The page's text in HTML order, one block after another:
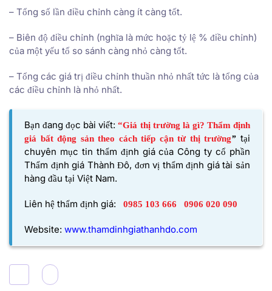
– Tổng số lần điều chỉnh càng ít càng tốt.
– Biên độ điều chỉnh (nghĩa là mức hoặc tỷ lệ % điều chỉnh)
của một yếu tố so sánh càng nhỏ càng tốt.
– Tổng các giá trị điều chỉnh thuần nhỏ nhất tức là tổng của
các điều chỉnh là nhỏ nhất.
Bạn đang đọc bài viết:“Giá thị trường là gì? Thẩm định
giá bất động sản theo cách tiếp cận từ thị trường” tại
chuyên mục tin thẩm định giá của Công ty cổ phần
Thẩm định giá Thành Đô, đơn vị thẩm định giá tài sản
hàng đầu tại Việt Nam.
Liên hệ thẩm định giá: 0985 103 666 0906 020 090
Website: www.thamdinhgiathanhdo.com